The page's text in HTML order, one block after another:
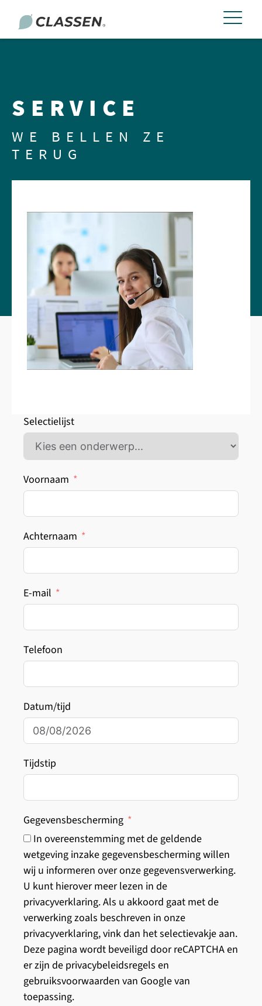
SERVICE
WE BELLEN ZE
TERUG
Selectielijst
Voornaam
Achternaam
E-mail
Telefoon
Datum/tijd
Tijdstip
Gegevensbescherming
In overeenstemming met de geldende
wetgeving inzake gegevensbescherming willen
wij u informeren over onze gegevensverwerking.
U kunt hierover meer lezen in de
privacyverklaring. Als u akkoord gaat met de
verwerking zoals beschreven in onze
privacyverklaring, vink dan het selectievakje aan.
Deze pagina wordt beveiligd door reCAPTCHA en
er zijn de privacybeleidsregels en
gebruiksvoorwaarden van Google van
toepassing.